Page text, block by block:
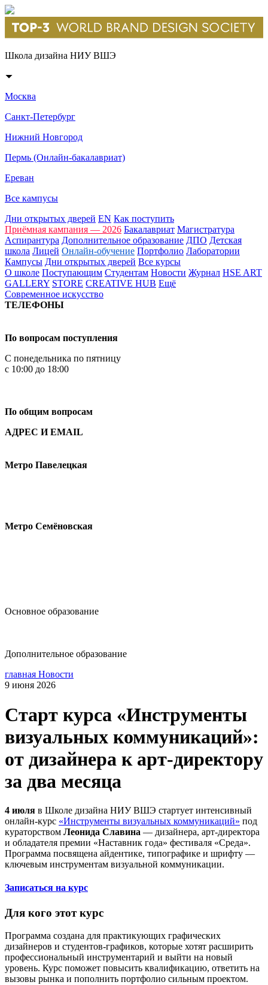
Школа дизайна НИУ ВШЭ
Москва
Санкт-Петербург
Нижний Новгород
Пермь (Онлайн-бакалавриат)
Ереван
Все кампусы
Дни открытых дверей EN Как поступить
Приёмная кампания — 2026 Бакалавриат Магистратура
Аспирантура Дополнительное образование ДПО Детская
школа Лицей Онлайн-обучение Портфолио Лаборатории
Кампусы Дни открытых дверей Все курсы
О школе Поступающим Студентам Новости Журнал HSE ART
GALLERY STORE CREATIVE HUB Ещё
Современное искусство
ТЕЛЕФОНЫ
По вопросам поступления
С понедельника по пятницу
с 10:00 до 18:00
По общим вопросам
АДРЕС И EMAIL
Метро Павелецкая
Метро Семёновская
Основное образование
Дополнительное образование
главная Новости
9 июня 2026
Старт курса «Инструменты
визуальных коммуникаций»:
от дизайнера к арт-директору
за два месяца
4 июля в Школе дизайна НИУ ВШЭ стартует интенсивный
онлайн-курс «Инструменты визуальных коммуникаций» под
кураторством Леонида Славина — дизайнера, арт-директора
и обладателя премии «Наставник года» фестиваля «Среда».
Программа посвящена айдентике, типографике и шрифту —
ключевым инструментам визуальной коммуникации.
Записаться на курс
Для кого этот курс
Программа создана для практикующих графических
дизайнеров и студентов-графиков, которые хотят расширить
профессиональный инструментарий и выйти на новый
уровень. Курс поможет повысить квалификацию, ответить на
вызовы рынка и пополнить портфолио сильным проектом.